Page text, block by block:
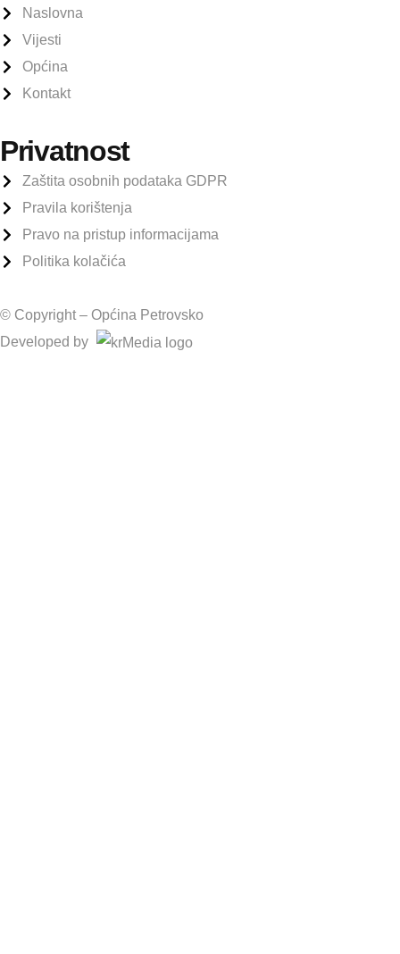
Naslovna
Vijesti
Općina
Kontakt
Privatnost
Zaštita osobnih podataka GDPR
Pravila korištenja
Pravo na pristup informacijama
Politika kolačića
© Copyright – Općina Petrovsko
Developed by